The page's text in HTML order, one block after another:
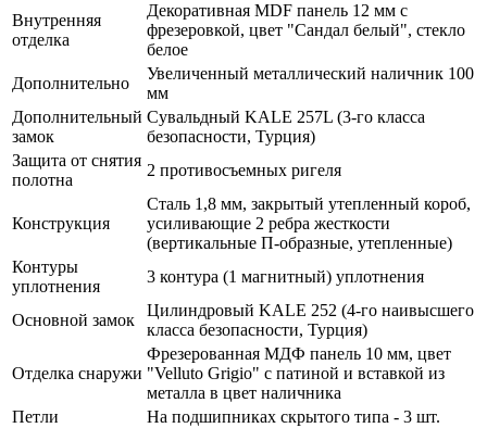
Внутренняя
отделка
Декоративная MDF панель 12 мм с
фрезеровкой, цвет "Сандал белый", стекло
белое
Дополнительно
Увеличенный металлический наличник 100
мм
Дополнительный
замок
Сувальдный KALE 257L (3-го класса
безопасности, Турция)
Защита от снятия
полотна
2 противосъемных ригеля
Конструкция
Сталь 1,8 мм, закрытый утепленный короб,
усиливающие 2 ребра жесткости
(вертикальные П-образные, утепленные)
Контуры
уплотнения
3 контура (1 магнитный) уплотнения
Основной замок
Цилиндровый KALE 252 (4-го наивысшего
класса безопасности, Турция)
Отделка снаружи
Фрезерованная МДФ панель 10 мм, цвет
"Velluto Grigio" с патиной и вставкой из
металла в цвет наличника
Петли
На подшипниках скрытого типа - 3 шт.